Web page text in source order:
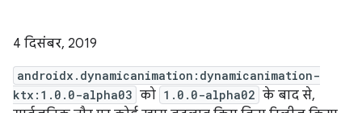
4 दिसंबर, 2019
androidx.dynamicanimation:dynamicanimation-
ktx:1.0.0-alpha03 को 1.0.0-alpha02 के बाद से,